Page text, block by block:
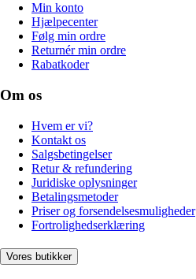
Min konto
Hjælpecenter
Følg min ordre
Returnér min ordre
Rabatkoder
Om os
Hvem er vi?
Kontakt os
Salgsbetingelser
Retur & refundering
Juridiske oplysninger
Betalingsmetoder
Priser og forsendelsesmuligheder
Fortrolighedserklæring
Vores butikker